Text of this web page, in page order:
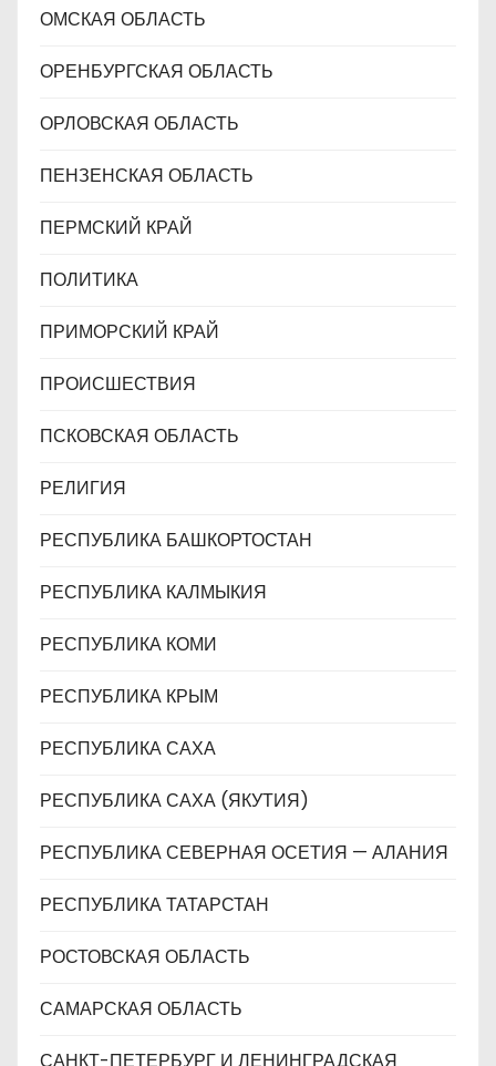
ОМСКАЯ ОБЛАСТЬ
ОРЕНБУРГСКАЯ ОБЛАСТЬ
ОРЛОВСКАЯ ОБЛАСТЬ
ПЕНЗЕНСКАЯ ОБЛАСТЬ
ПЕРМСКИЙ КРАЙ
ПОЛИТИКА
ПРИМОРСКИЙ КРАЙ
ПРОИСШЕСТВИЯ
ПСКОВСКАЯ ОБЛАСТЬ
РЕЛИГИЯ
РЕСПУБЛИКА БАШКОРТОСТАН
РЕСПУБЛИКА КАЛМЫКИЯ
РЕСПУБЛИКА КОМИ
РЕСПУБЛИКА КРЫМ
РЕСПУБЛИКА САХА
РЕСПУБЛИКА САХА (ЯКУТИЯ)
РЕСПУБЛИКА СЕВЕРНАЯ ОСЕТИЯ — АЛАНИЯ
РЕСПУБЛИКА ТАТАРСТАН
РОСТОВСКАЯ ОБЛАСТЬ
САМАРСКАЯ ОБЛАСТЬ